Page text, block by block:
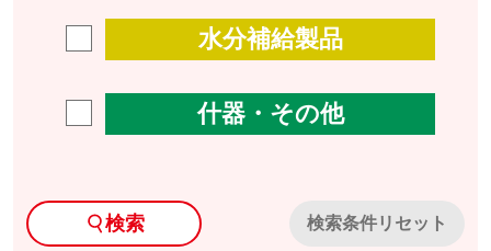
水分補給製品
什器・その他
検索 検索条件リセット